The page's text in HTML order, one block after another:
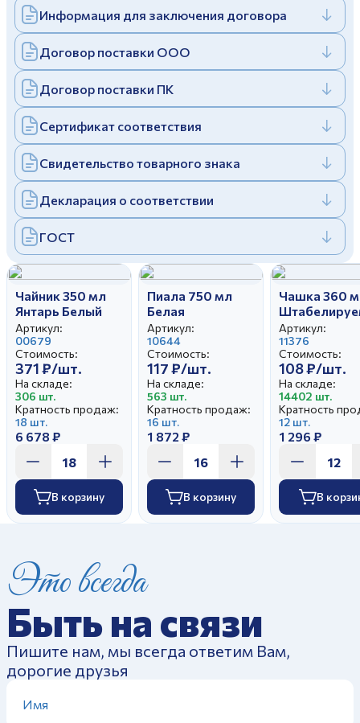
Отправить
Заполняя и отправляя форму, вы соглашаетесь
cполитикой конфиденциальности
Заполняя и отправляя форму, вы соглашаетесь
cполитикой конфиденциальности
Дулевский фарфоровый завод ©
Политика конфиденциальности
Информация для заключения договора
Договор поставки ООО
Договор поставки ПК
Сертификат соответствия
Свидетельство товарного знака
Декларация о соответствии
ГОСТ
Чайник 350 мл
Янтарь Белый
Артикул:
00679
Стоимость:
371 ₽/шт.
На складе:
306 шт.
Кратность продаж:
18 шт.
6 678 ₽
В корзину
Пиала 750 мл
Белая
Артикул:
10644
Стоимость:
117 ₽/шт.
На складе:
563 шт.
Кратность продаж:
16 шт.
1 872 ₽
В корзину
Чашка 360
без ручки
Артикул:
11376
Стоимость:
108 ₽/шт.
На складе:
14402 шт.
Кратность
12 шт.
1 296 ₽
В
Это всегда
Быть на связи
Пишите нам, мы всегда ответим Вам,
дорогие друзья